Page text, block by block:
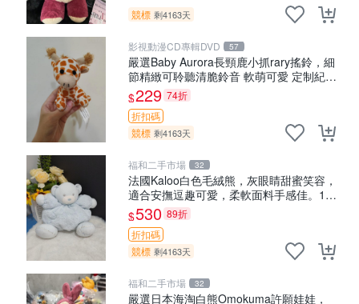
競標 剩4163天
影視動漫CD專輯DVD 57
嚴選Baby Aurora長頸鹿小抓rary搖鈴，細
節精緻可聆聽清脆鈴音 軟萌可愛 定制紀念
金屬搖鈴 新手媽咪推薦 長頸鹿 抓rary 搖
鈴
$229 74折
折扣碼
競標 剩4163天
福和二手市場 32
法國Kaloo白色毛絨熊，灰眼睛甜蜜笑容，
適合安撫逗趣可愛，柔軟面料手感佳。14
白色安撫熊 毛絨玩具 寶寶逗樂具
$530 89折
折扣碼
競標 剩4163天
福和二手市場 32
嚴選日本海淘白熊Omokuma許願娃娃，